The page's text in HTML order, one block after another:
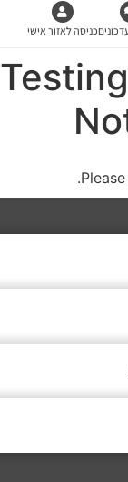
כניסה לאזור אישי